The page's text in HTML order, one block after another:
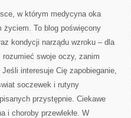
w którym medycyna oka
życiem. To blog poświęcony
kondycji narządu wzroku – dla
swoje oczy, zanim
interesuje Cię zapobieganie,
soczewek i rutyny
przystępnie. Ciekawe
i choroby przewlekłe. W